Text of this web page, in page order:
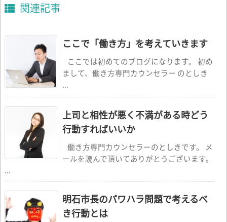
関連記事
ここで「働き方」を考えていきます
ここでは初めてのブログになります。 初め
まして、働き方専門カウンセラー のとしき
...
上司と相性が悪く不満がある時どう
行動すればいいか
働き方専門カウンセラーのとしきです。 メ
ールを読んで頂いてありがとうございます。
...
明石市長のパワハラ問題で考えるべ
き行動とは